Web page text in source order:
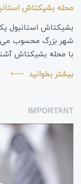
محله بشیکتاش استانبول
بشیکتاش استانبول
شهر بزرگ محسوب
با محله بشیکتاش
بیشتر بخوانید
IMPORTANT